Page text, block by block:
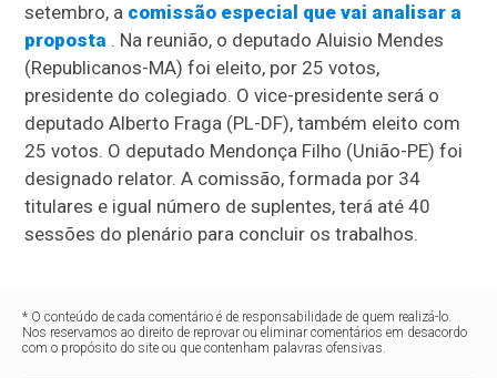
setembro, a comissão especial que vai analisar a
proposta . Na reunião, o deputado Aluisio Mendes
(Republicanos-MA) foi eleito, por 25 votos,
presidente do colegiado. O vice-presidente será o
deputado Alberto Fraga (PL-DF), também eleito com
25 votos. O deputado Mendonça Filho (União-PE) foi
designado relator. A comissão, formada por 34
titulares e igual número de suplentes, terá até 40
sessões do plenário para concluir os trabalhos.
* O conteúdo de cada comentário é de responsabilidade de quem realizá-lo.
Nos reservamos ao direito de reprovar ou eliminar comentários em desacordo
com o propósito do site ou que contenham palavras ofensivas.